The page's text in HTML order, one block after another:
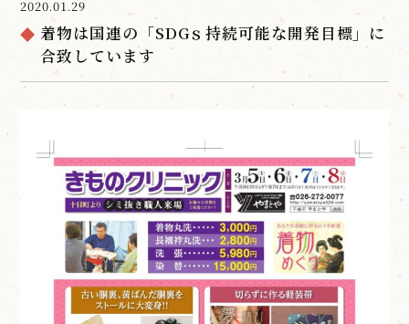
2020.01.29
着物は国連の「SDGｓ持続可能な開発目標」に
合致しています